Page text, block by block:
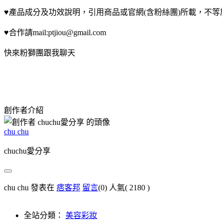
♥產品成分及功效說明，引用商品或官網(含粉絲團)所載，不
♥合作請mail:ptjiou@gmail.com
快來粉獅團跟我聊天
創作者介紹
chu chu
chuchu愛分享
chu chu 發表在 痞客邦 留言(0) 人氣( 2180 )
全站分類： 美容彩妝